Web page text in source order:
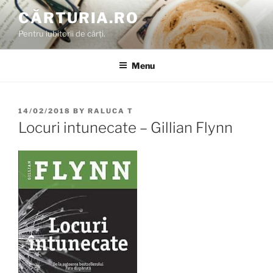
Skip
to
content
CĂRTURIA.RO
Pentru iubitorii de cărți.
Menu
POSTED
ON
14/02/2018 BY RALUCA T
Locuri intunecate – Gillian Flynn